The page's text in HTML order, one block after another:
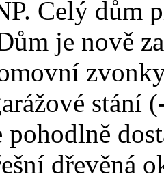
Celý dům
je nově
stání
pohodlně
dřevěná